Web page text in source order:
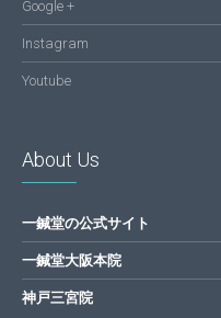
Google +
Instagram
Youtube
About Us
一鍼堂の公式サイト
一鍼堂大阪本院
神戸三宮院